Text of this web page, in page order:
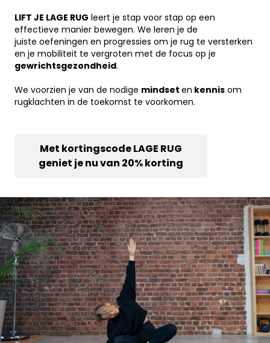
LIFT JE LAGE RUG leert je stap voor stap op een
effectieve manier bewegen. We leren je de
juiste oefeningen en progressies om je rug te versterken
en je mobiliteit te vergroten met de focus op je
gewrichtsgezondheid.
We voorzien je van de nodige mindset en kennis om
rugklachten in de toekomst te voorkomen.
Met kortingscode LAGE RUG
geniet je nu van 20% korting